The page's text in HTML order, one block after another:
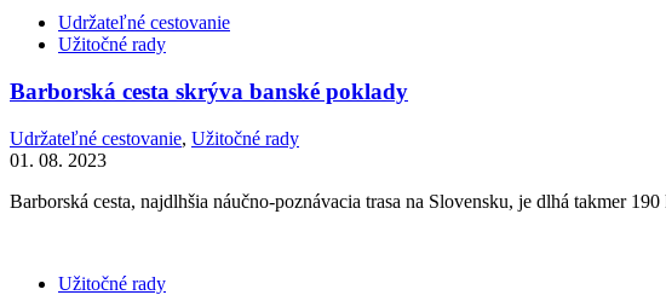
Udržateľné cestovanie
Užitočné rady
Barborská cesta skrýva banské poklady
Udržateľné cestovanie, Užitočné rady
01. 08. 2023
Barborská cesta, najdlhšia náučno-poznávacia trasa na Slovensku, je dlhá takmer
Užitočné rady